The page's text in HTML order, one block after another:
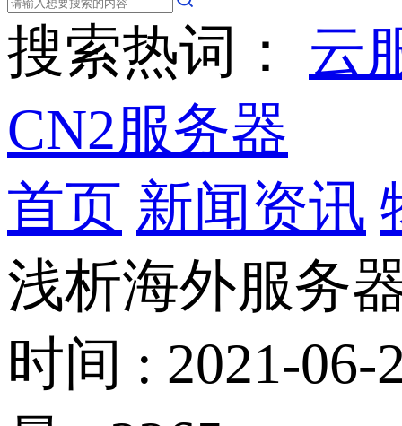
搜索热词： 云
CN2服务器
首页 新闻资讯
浅析海外服务
时间 : 2021-06-